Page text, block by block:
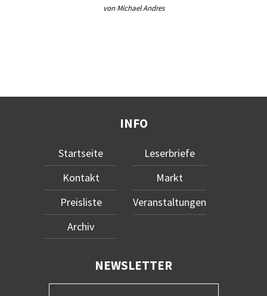
von Michael Andres
INFO
Startseite
Kontakt
Preisliste
Archiv
Leserbriefe
Markt
Veranstaltungen
NEWSLETTER